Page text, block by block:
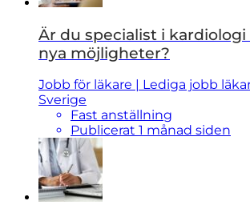
Är du specialist i
nya möjligheter?
Jobb för läkare | Lediga jobb
Sverige
Fast anställning
Publicerat 1 månad siden